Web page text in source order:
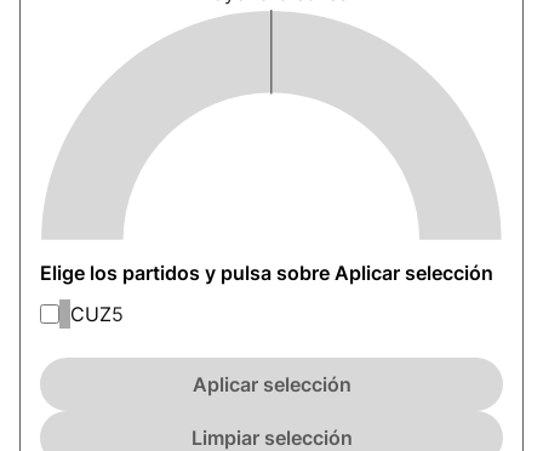
Elige los partidos y pulsa sobre Aplicar selección
CUZ5
Aplicar selección
Limpiar selección